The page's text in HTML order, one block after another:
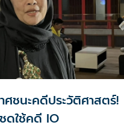
ศชนะคดีประวัติศาสตร์!
ดใช้คดี IO